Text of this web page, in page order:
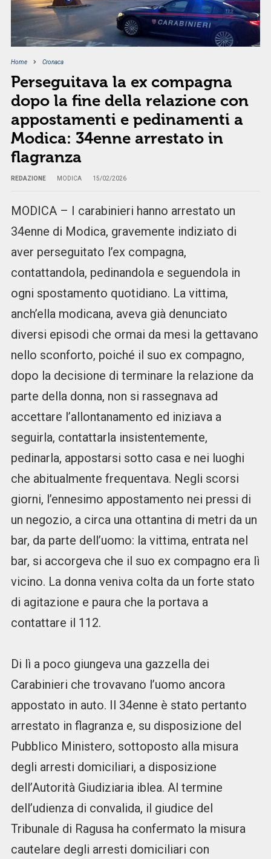
Home Cronaca
Perseguitava la ex compagna
dopo la fine della relazione con
appostamenti e pedinamenti a
Modica: 34enne arrestato in
flagranza
REDAZIONE MODICA 15/02/2026
MODICA – I carabinieri hanno arrestato un
34enne di Modica, gravemente indiziato di
aver perseguitato l’ex compagna,
contattandola, pedinandola e seguendola in
ogni spostamento quotidiano. La vittima,
anch’ella modicana, aveva già denunciato
diversi episodi che ormai da mesi la gettavano
nello sconforto, poiché il suo ex compagno,
dopo la decisione di terminare la relazione da
parte della donna, non si rassegnava ad
accettare l’allontanamento ed iniziava a
seguirla, contattarla insistentemente,
pedinarla, appostarsi sotto casa e nei luoghi
che abitualmente frequentava. Negli scorsi
giorni, l’ennesimo appostamento nei pressi di
un negozio, a circa una ottantina di metri da un
bar, da parte dell’uomo: la vittima, entrata nel
bar, si accorgeva che il suo ex compagno era lì
vicino. La donna veniva colta da un forte stato
di agitazione e paura che la portava a
contattare il 112.
Di lì a poco giungeva una gazzella dei
Carabinieri che trovavano l’uomo ancora
appostato in auto. Il 34enne è stato pertanto
arrestato in flagranza e, su disposizione del
Pubblico Ministero, sottoposto alla misura
degli arresti domiciliari, a disposizione
dell’Autorità Giudiziaria iblea. Al termine
dell’udienza di convalida, il giudice del
Tribunale di Ragusa ha confermato la misura
cautelare degli arresti domiciliari con